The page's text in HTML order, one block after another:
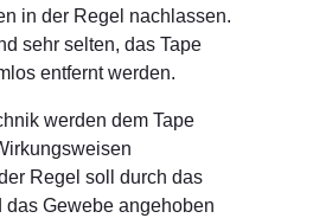
in der Regel nachlassen.
sehr selten, das Tape
entfernt werden.
werden dem Tape
Regel soll durch das
das Gewebe angehoben